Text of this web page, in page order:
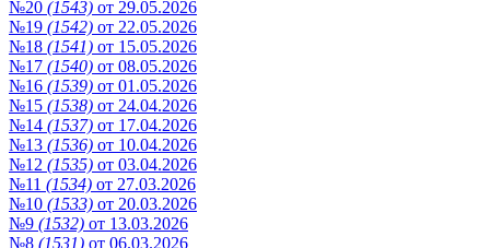
№20 (1543) от 29.05.2026
№19 (1542) от 22.05.2026
№18 (1541) от 15.05.2026
№17 (1540) от 08.05.2026
№16 (1539) от 01.05.2026
№15 (1538) от 24.04.2026
№14 (1537) от 17.04.2026
№13 (1536) от 10.04.2026
№12 (1535) от 03.04.2026
№11 (1534) от 27.03.2026
№10 (1533) от 20.03.2026
№9 (1532) от 13.03.2026
№8 (1531) от 06.03.2026